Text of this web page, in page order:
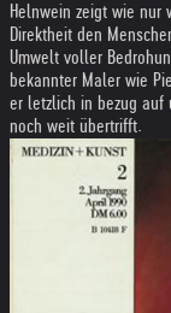
Helnwein zeigt wie nur
Direktheit den
Umwelt voller
bekannter Maler wie
er letzlich in bezug auf
noch weit übertrifft.